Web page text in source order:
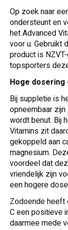
Op zoek naar
ondersteunt en
het Advanced
voor u. Gebruikt
product is
topsporters
Hoge
Bij suppletie is
opneembaar
wordt benut. Bij
Vitamins zit
gekoppeld aan
magnesium.
voordeel dat
vriendelijk zijn
een hogere
Zodoende heeft
C een positieve
daarmee mede